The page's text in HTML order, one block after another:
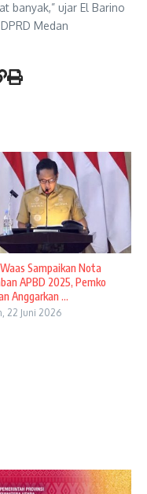
banyak,” ujar El Barino
Medan
Sampaikan Nota
APBD 2025, Pemko
Anggarkan ...
22 Juni 2026